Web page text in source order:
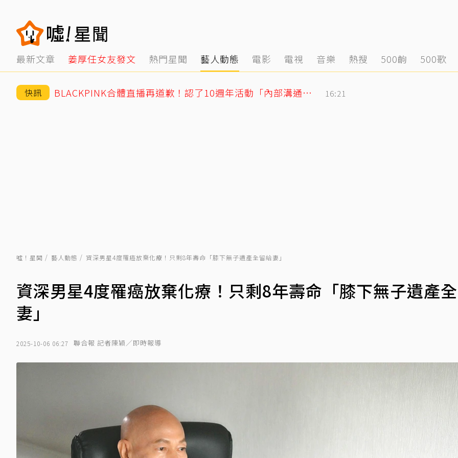
最新文章 姜厚任女友發文 熱門星聞 藝人動態 電影 電視 音樂 熱搜 500齣 500歌
快訊 BLACKPINK合體直播再道歉！認了10週年活動「內部溝通出問題」 16:21
噓！星聞 藝人動態 資深男星4度罹癌放棄化療！只剩8年壽命「膝下無子遺產全留給妻」
資深男星4度罹癌放棄化療！只剩8年壽命「膝下無子遺產
妻」
2025-10-06 06:27 聯合報 記者陳穎／即時報導